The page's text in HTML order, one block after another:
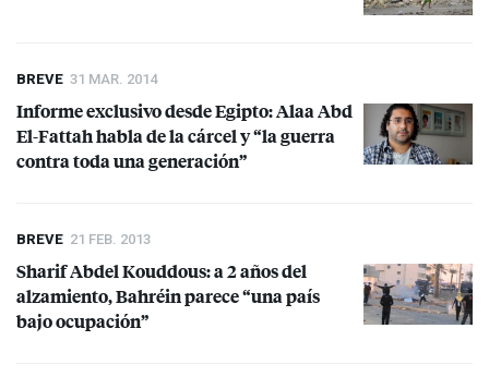
BREVE 31 MAR. 2014
Informe exclusivo desde Egipto: Alaa Abd
El-Fattah habla de la cárcel y “la guerra
contra toda una generación”
BREVE 21 FEB. 2013
Sharif Abdel Kouddous: a 2 años del
alzamiento, Bahréin parece “una país
bajo ocupación”